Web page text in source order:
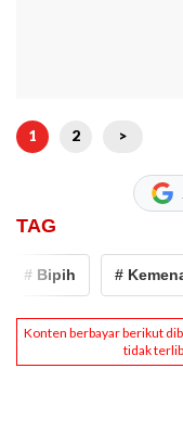
1 2 >
TAG
Bipih # Kemenag